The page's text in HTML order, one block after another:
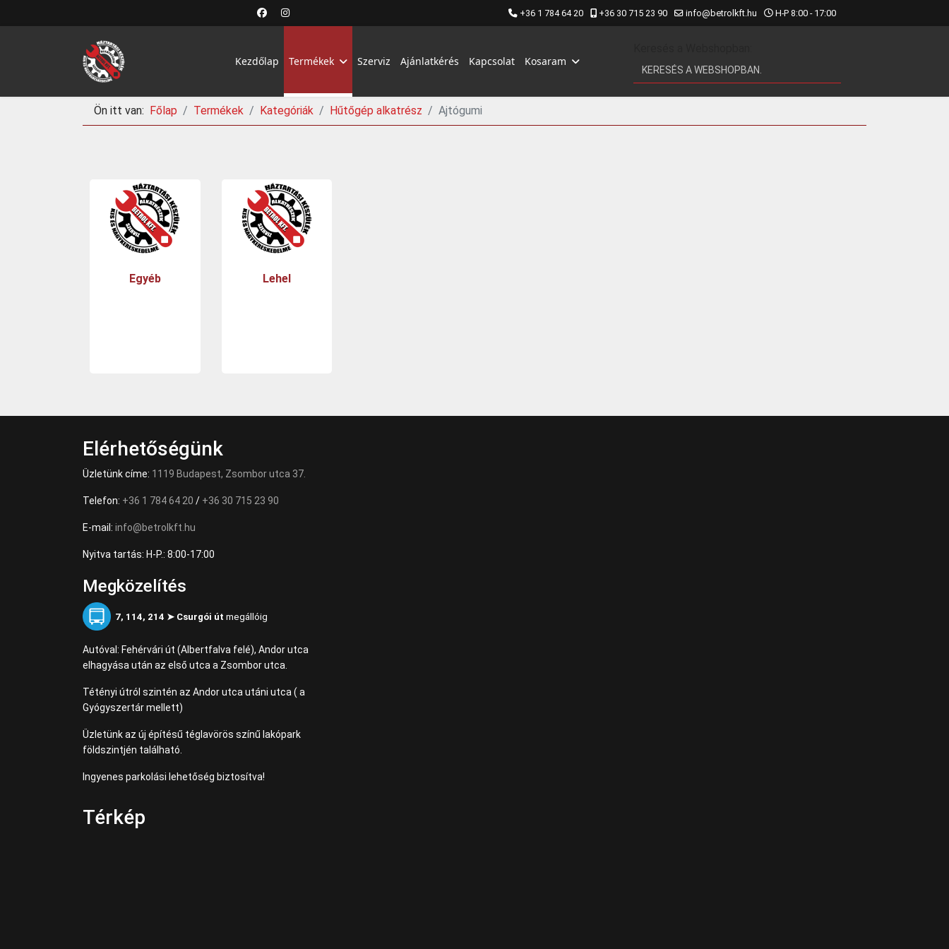
+36 1 784 64 20 +36 30 715 23 90 info@betrolkft.hu H-P 8:00 - 17:00
Kezdőlap Termékek Szerviz Ajánlatkérés Kapcsolat Kosaram
Ön itt van: Főlap Termékek Kategóriák Hűtőgép alkatrész Ajtógumi
Egyéb Lehel
Elérhetőségünk
Üzletünk címe: 1119 Budapest, Zsombor utca 37.
Telefon: +36 1 784 64 20 / +36 30 715 23 90
E-mail: info@betrolkft.hu
Nyitva tartás: H-P.: 8:00-17:00
Megközelítés
7, 114, 214 ➤ Csurgói út megállóig
Autóval: Fehérvári út (Albertfalva felé), Andor utca
elhagyása után az első utca a Zsombor utca.
Tétényi útról szintén az Andor utca utáni utca ( a
Gyógyszertár mellett)
Üzletünk az új építésű téglavörös színű lakópark
földszintjén található.
Ingyenes parkolási lehetőség biztosítva!
Térkép